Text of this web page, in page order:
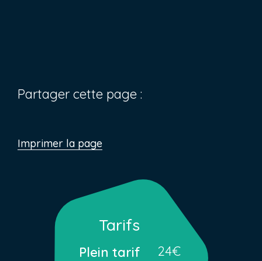
Partager cette page :
Imprimer la page
Tarifs
Plein tarif
24€